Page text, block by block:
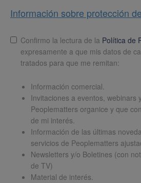
Información sobre protección
LopdConfirmo la lectura de la Política de
expresamente a que mis datos de
tratados para que me remitan:
Información comercial.
Invitaciones a eventos, webinars
Peoplematters organice y que
de mi interés.
Información de las últimas
servicios de Peoplematters
Newsletters y/o Boletines (con
de TV)
Material de interés.